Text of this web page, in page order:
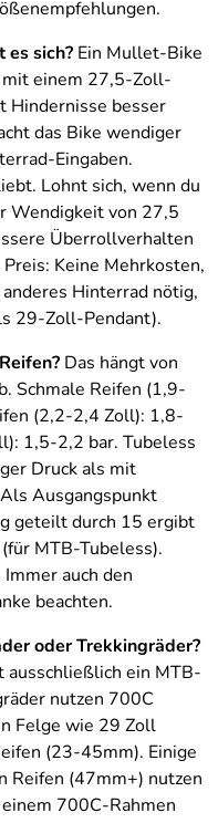
es sich? Ein Mullet-Bike
einem 27,5-Zoll-
Hindernisse besser
das Bike wendiger
Eingaben.
Lohnt sich, wenn du
Wendigkeit von 27,5
Überrollverhalten
Keine Mehrkosten,
Hinterrad nötig,
29-Zoll-Pendant).
Das hängt von
Schmale Reifen (1,9-
(2,2-2,4 Zoll): 1,8-
1,5-2,2 bar. Tubeless
Druck als mit
Ausgangspunkt
geteilt durch 15 ergibt
MTB-Tubeless).
auch den
beachten.
oder Trekkingräder?
ein MTB-
nutzen 700C
Felge wie 29 Zoll
(23-45mm). Einige
Reifen (47mm+) nutzen
700C-Rahmen